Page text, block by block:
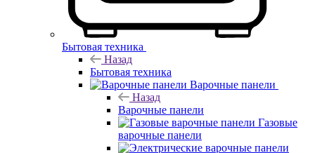
Бытовая техника
Назад
Бытовая техника
Варочные панели
Назад
Варочные панели
Газовые
варочные панели